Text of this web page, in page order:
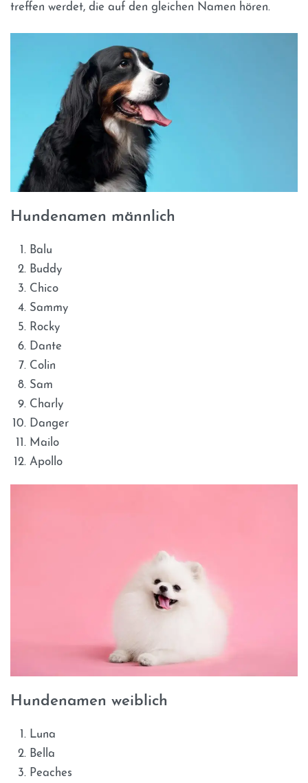
treffen werdet, die auf den gleichen Namen hören.
Hundenamen männlich
Balu
Buddy
Chico
Sammy
Rocky
Dante
Colin
Sam
Charly
Danger
Mailo
Apollo
Hundenamen weiblich
Luna
Bella
Peaches